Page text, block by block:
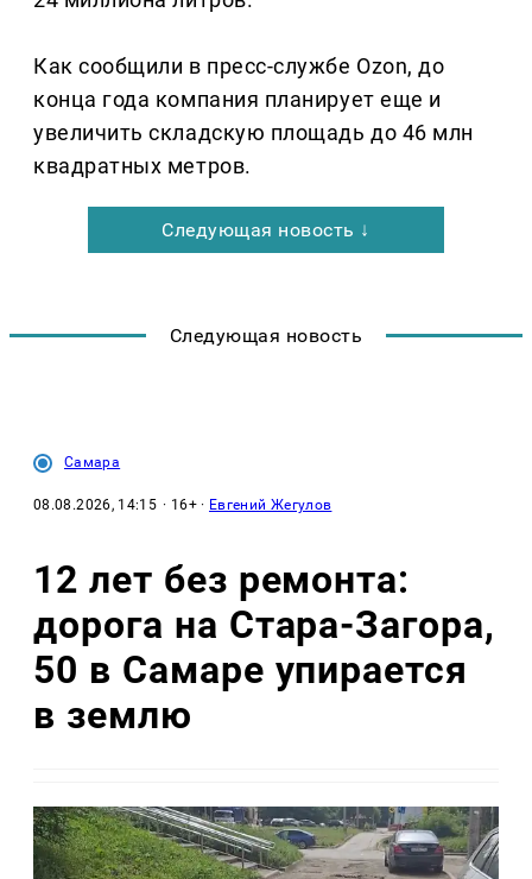
Как сообщили в пресс-службе Ozon, до
конца года компания планирует еще и
увеличить складскую площадь до 46 млн
квадратных метров.
Следующая новость ↓
Следующая новость
Самара
08.08.2026, 14:15 · 16+ · Евгений Жегулов
12 лет без ремонта:
дорога на Стара-Загора,
50 в Самаре упирается
в землю